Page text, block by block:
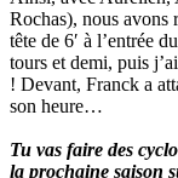
Rochas), nous avons
tête de 6′ à l’entrée
tours et demi, puis
! Devant, Franck a
son heure…
Tu vas faire des
la prochaine saison